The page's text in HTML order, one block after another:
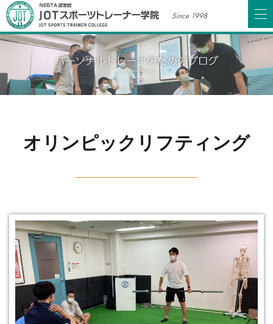
Since 1998
オリンピックリフティング